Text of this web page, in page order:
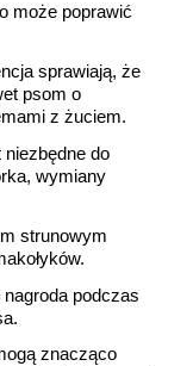
może poprawić
sprawiają, że
psom o
z żuciem.
niezbędne do
wymiany
strunowym
podczas
ogą znacząco